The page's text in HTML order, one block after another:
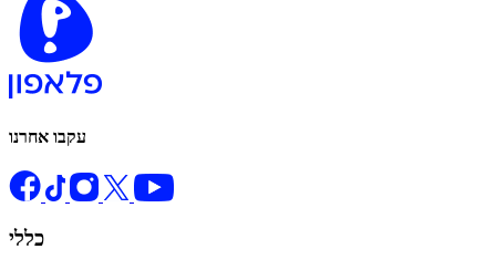
עקבו אחרנו
כללי